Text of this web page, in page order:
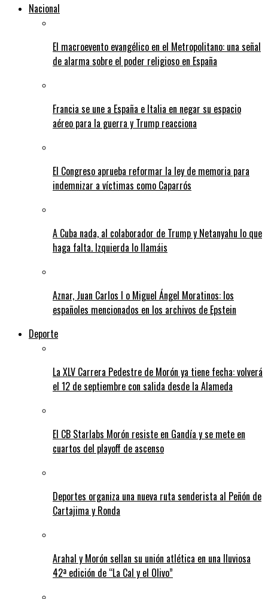
Nacional
El macroevento evangélico en el Metropolitano: una señal
de alarma sobre el poder religioso en España
Francia se une a España e Italia en negar su espacio
aéreo para la guerra y Trump reacciona
El Congreso aprueba reformar la ley de memoria para
indemnizar a víctimas como Caparrós
A Cuba nada, al colaborador de Trump y Netanyahu lo que
haga falta. Izquierda lo llamáis
Aznar, Juan Carlos I o Miguel Ángel Moratinos: los
españoles mencionados en los archivos de Epstein
Deporte
La XLV Carrera Pedestre de Morón ya tiene fecha: volverá
el 12 de septiembre con salida desde la Alameda
El CB Starlabs Morón resiste en Gandía y se mete en
cuartos del playoff de ascenso
Deportes organiza una nueva ruta senderista al Peñón de
Cartajima y Ronda
Arahal y Morón sellan su unión atlética en una lluviosa
42ª edición de “La Cal y el Olivo”